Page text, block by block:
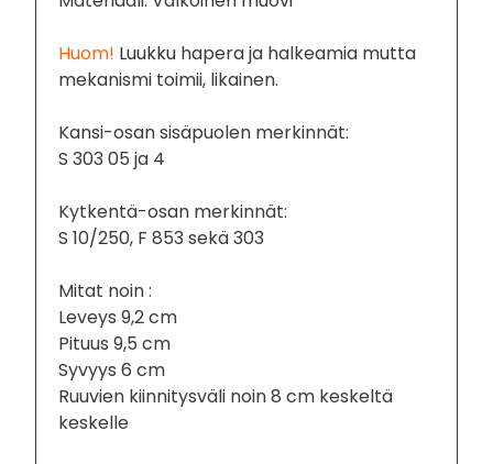
Huom! Luukku hapera ja halkeamia mutta
mekanismi toimii, likainen.
Kansi-osan sisäpuolen merkinnät:
S 303 05 ja 4
Kytkentä-osan merkinnät:
S 10/250, F 853 sekä 303
Mitat noin :
Leveys 9,2 cm
Pituus 9,5 cm
Syvyys 6 cm
Ruuvien kiinnitysväli noin 8 cm keskeltä
keskelle